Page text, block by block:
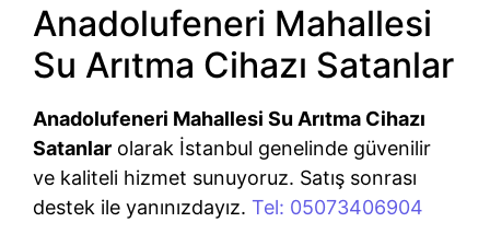
Anadolufeneri Mahallesi
Su Arıtma Cihazı Satanlar
Anadolufeneri Mahallesi Su Arıtma Cihazı
Satanlar olarak İstanbul genelinde güvenilir
ve kaliteli hizmet sunuyoruz. Satış sonrası
destek ile yanınızdayız. Tel: 05073406904